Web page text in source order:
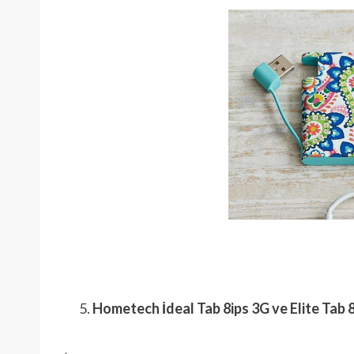
Hometech İdeal Tab 8ips 3G ve Elite Tab